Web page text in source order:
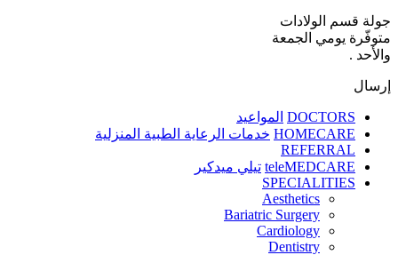
جولة قسم الولادات
متوفّرة يومي الجمعة
والأحد .
إرسال
DOCTORS المواعيد
HOMECARE خدمات الرعاية الطبية المنزلية
REFERRAL
teleMEDCARE تيلي ميدكير
SPECIALITIES
Aesthetics
Bariatric Surgery
Cardiology
Dentistry